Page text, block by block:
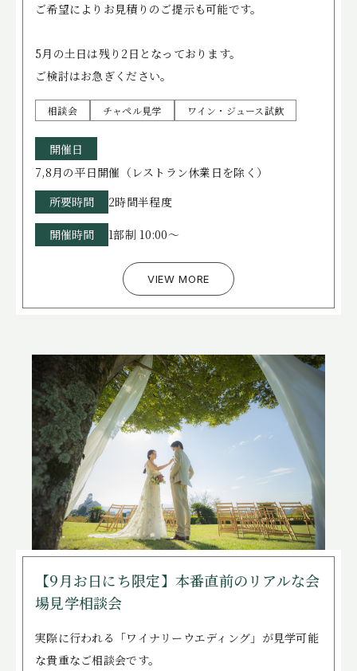
ご希望によりお見積りのご提示も可能です。
5月の土日は残り2日となっております。
ご検討はお急ぎください。
相談会 チャペル見学 ワイン・ジュース試飲
開催日
7,8月の平日開催（レストラン休業日を除く）
所要時間
2時間半程度
開催時間 1部制 10:00～
VIEW MORE
【9月お日にち限定】本番直前のリアルな会
場見学相談会
実際に行われる「ワイナリーウエディング」が見学可能
な貴重なご相談会です。